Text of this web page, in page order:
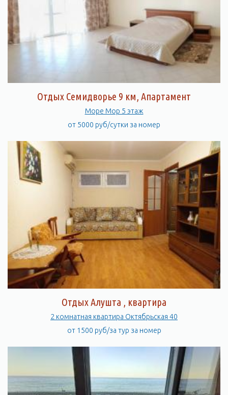
Отдых Семидворье 9 км, Апартамент
Море Мор 5 этаж
от 5000 руб/сутки за номер
Отдых Алушта , квартира
2 комнатная квартира Октябрьская 40
от 1500 руб/за тур за номер